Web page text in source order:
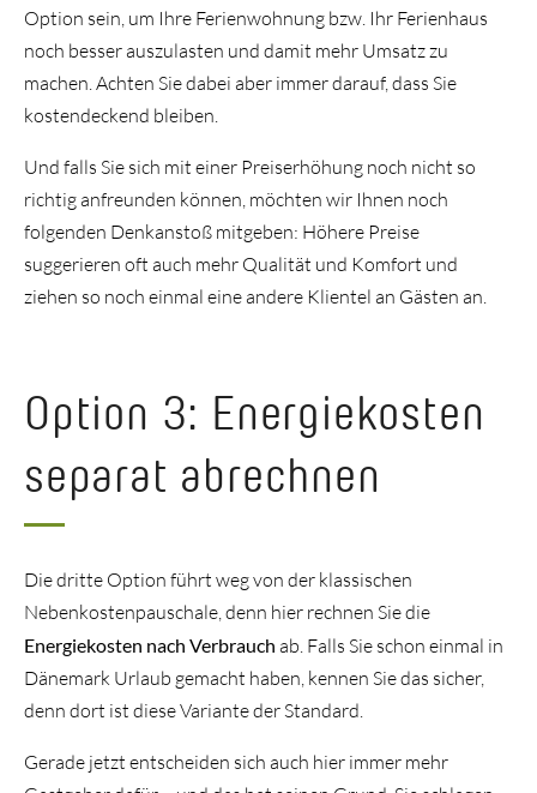
Option sein, um Ihre Ferienwohnung bzw. Ihr Ferienhaus
noch besser auszulasten und damit mehr Umsatz zu
machen. Achten Sie dabei aber immer darauf, dass Sie
kostendeckend bleiben.
Und falls Sie sich mit einer Preiserhöhung noch nicht so
richtig anfreunden können, möchten wir Ihnen noch
folgenden Denkanstoß mitgeben: Höhere Preise
suggerieren oft auch mehr Qualität und Komfort und
ziehen so noch einmal eine andere Klientel an Gästen an.
Option 3: Energiekosten
separat abrechnen
Die dritte Option führt weg von der klassischen
Nebenkostenpauschale, denn hier rechnen Sie die
Energiekosten nach Verbrauch ab. Falls Sie schon einmal in
Dänemark Urlaub gemacht haben, kennen Sie das sicher,
denn dort ist diese Variante der Standard.
Gerade jetzt entscheiden sich auch hier immer mehr